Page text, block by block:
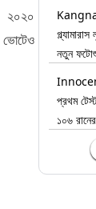
২০২০
ভোটেও
নতুন
প্রথম
১০৬